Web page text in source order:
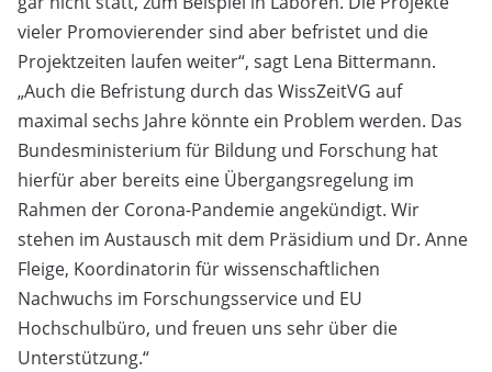
vieler Promovierender sind aber befristet und die
Projektzeiten laufen weiter“, sagt Lena Bittermann.
„Auch die Befristung durch das WissZeitVG auf
maximal sechs Jahre könnte ein Problem werden. Das
Bundesministerium für Bildung und Forschung hat
hierfür aber bereits eine Übergangsregelung im
Rahmen der Corona-Pandemie angekündigt. Wir
stehen im Austausch mit dem Präsidium und Dr. Anne
Fleige, Koordinatorin für wissenschaftlichen
Nachwuchs im Forschungsservice und EU
Hochschulbüro, und freuen uns sehr über die
Unterstützung.“